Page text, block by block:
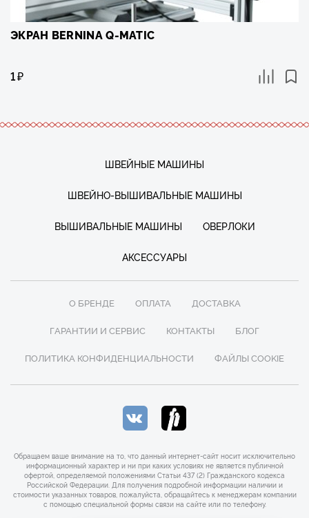
ЭКРАН BERNINA Q-MATIC
1₽
ШВЕЙНЫЕ МАШИНЫ
ШВЕЙНО-ВЫШИВАЛЬНЫЕ МАШИНЫ
ВЫШИВАЛЬНЫЕ МАШИНЫ ОВЕРЛОКИ
АКСЕССУАРЫ
О БРЕНДЕ ОПЛАТА ДОСТАВКА
ГАРАНТИИ И СЕРВИС КОНТАКТЫ БЛОГ
ПОЛИТИКА КОНФИДЕНЦИАЛЬНОСТИ ФАЙЛЫ COOKIE
Обращаем ваше внимание на то, что данный интернет-сайт носит исключительно
информационный характер и ни при каких условиях не является публичной
офертой, определяемой положениями Статьи 437 (2) Гражданского кодекса
Российской Федерации. Для получения подробной информации наличии и
стоимости указанных товаров, пожалуйста, обращайтесь к менеджерам компании
с помощью специальной формы связи на сайте или по телефону.